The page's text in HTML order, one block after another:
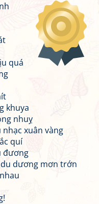
quá
khuya
nhuỵ
xuân vàng
quí
đương
dương mơn trớn